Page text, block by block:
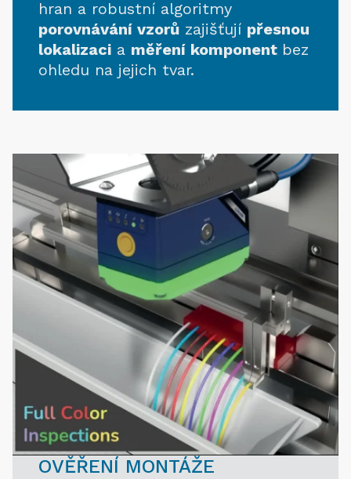
hran a robustní algoritmy
porovnávání vzorů zajišťují přesnou
lokalizaci a měření komponent bez
ohledu na jejich tvar.
OVĚŘENÍ MONTÁŽE